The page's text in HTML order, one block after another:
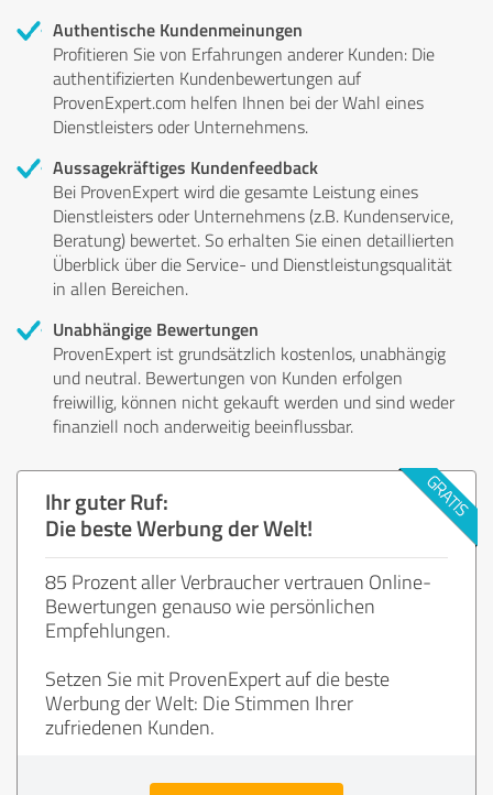
Authentische Kundenmeinungen
Profitieren Sie von Erfahrungen anderer Kunden: Die
authentifizierten Kundenbewertungen auf
ProvenExpert.com helfen Ihnen bei der Wahl eines
Dienstleisters oder Unternehmens.
Aussagekräftiges Kundenfeedback
Bei ProvenExpert wird die gesamte Leistung eines
Dienstleisters oder Unternehmens (z.B. Kundenservice,
Beratung) bewertet. So erhalten Sie einen detaillierten
Überblick über die Service- und Dienstleistungsqualität
in allen Bereichen.
Unabhängige Bewertungen
ProvenExpert ist grundsätzlich kostenlos, unabhängig
und neutral. Bewertungen von Kunden erfolgen
freiwillig, können nicht gekauft werden und sind weder
finanziell noch anderweitig beeinflussbar.
Ihr guter Ruf:
Die beste Werbung der Welt!
85 Prozent aller Verbraucher vertrauen Online-
Bewertungen genauso wie persönlichen
Empfehlungen.
Setzen Sie mit ProvenExpert auf die beste
Werbung der Welt: Die Stimmen Ihrer
zufriedenen Kunden.